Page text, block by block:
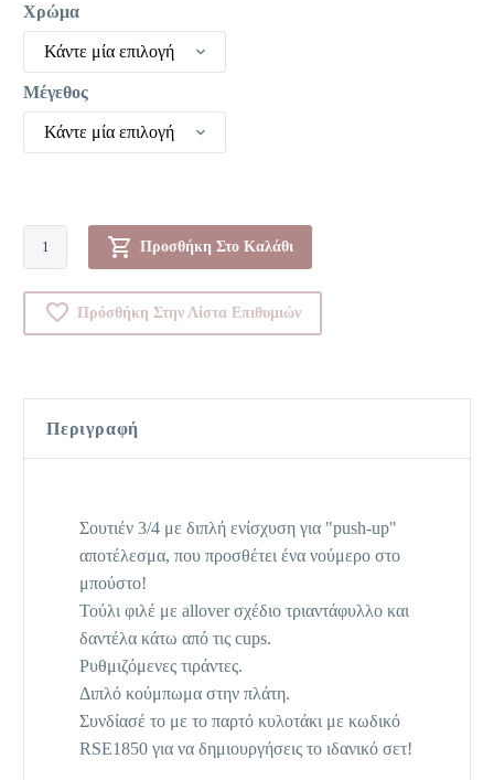
Χρώμα
Κάντε μία επιλογή
Μέγεθος
Κάντε μία επιλογή
Σουτιεν-0RSE1848
ποσότητα
Προσθήκη Στο Καλάθι
Πρόσθήκη Στην Λίστα Επιθυμιών
Περιγραφή
Σουτιέν 3/4 με διπλή ενίσχυση για "push-up"
αποτέλεσμα, που προσθέτει ένα νούμερο στο
μπούστο!
Τούλι φιλέ με allover σχέδιο τριαντάφυλλο και
δαντέλα κάτω από τις cups.
Ρυθμιζόμενες τιράντες.
Διπλό κούμπωμα στην πλάτη.
Συνδίασέ το με το παρτό κυλοτάκι με κωδικό
RSE1850 για να δημιουργήσεις το ιδανικό σετ!